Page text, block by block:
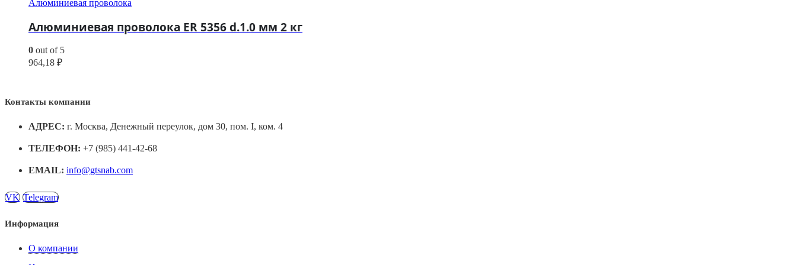
Алюминиевая проволока
Алюминиевая проволока ER 5356 d.1.0 мм 2 кг
0 out of 5
964,18 ₽
Контакты компании
АДРЕС: г. Москва, Денежный переулок, дом 30, пом. I, ком. 4
ТЕЛЕФОН: +7 (985) 441-42-68
EMAIL: info@gtsnab.com
VK Telegram
Информация
О компании